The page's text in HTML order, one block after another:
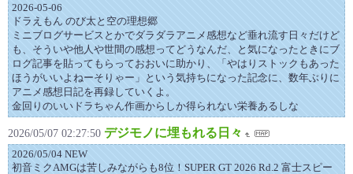
2026-05-06
ドラえもん のび太と空の理想郷
ミニブログサービスとかでダラダラアニメ感想など垂れ流す日々だけど
も、そういや他人や世間の感想ってどうなんだ、と気になったときにブ
ログ記事を貼ってもらっておおいに助かり、「やはりストックもあった
ほうがいいよねーそりゃー」という気持ちになった記念に、数年ぶりに
アニメ感想日記を再録していくよ。
金回りのいいドラちゃん作画からしか得られない栄養あるしな
2026/05/07 02:27:50 デジモノに埋もれる日々
2026/05/04 NEW
初音ミクAMGは苦しみながらも8位！SUPER GT 2026 Rd.2 富士スピー